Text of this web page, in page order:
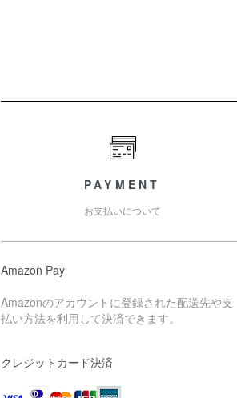
PAYMENT
お支払いについて
Amazon Pay
Amazonのアカウントに登録された配送先や支
払い方法を利用して決済できます。
クレジットカード決済